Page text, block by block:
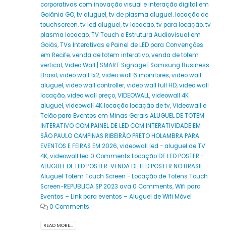
corporativas com inovação visual e interação digital em
Goiânia GO,tv aluguel,tv de plasma aluguel. locação de
touchscreen,tv led aluguel,tv locacao,tv para locação,tv
plasma locacao,TV Touch e Estrutura Audiovisual em
Goiás,TVs Interativas e Painel de LED para Convenções
em Recife,venda de totem interativo,venda de totem
vertical,Video Wall | SMART Signage | Samsung Business
Brasil,video wall 1x2,video wall 6 monitores,video wall
aluguel,video wall controller,video wall full HD,video wall
locação,video wall preço,VIDEOWALL,videowall 4K
aluguel,videowall 4K locação locação de tv,Videowall e
Telão para Eventos em Minas Gerais ALUGUEL DE TOTEM
INTERATIVO COM PAINEL DE LED COM INTERATIVIDADE EM
SÃO PAULO CAMPINAS RIBEIRÃO PRETO HOLAMBRA PARA
EVENTOS E FEIRAS EM 2026,videowall led - aluguel de TV
4K,videowall led 0 Comments Locação DE LED POSTER -
ALUGUEL DE LED POSTER-VENDA DE LED POSTER NO BRASIL
Aluguel Totem Touch Screen - Locação de Totens Touch
Screen-REPUBLICA SP 2023 ava 0 Comments,Wifi para
Eventos – Link para eventos – Aluguel de Wifi Móvel
0 Comments
READ MORE...